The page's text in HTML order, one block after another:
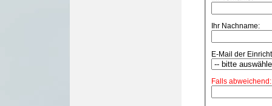
Ihr Nachname:
E-Mail der
Falls abweichend: